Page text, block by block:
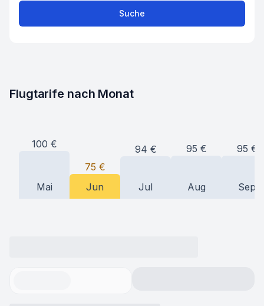
Suche
Flugtarife nach Monat
100 €
Mai
75 €
Jun
94 €
Jul
95 €
Aug
95 €
Sep